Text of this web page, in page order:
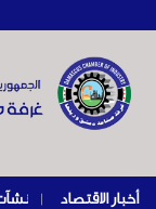
أخبار الاقتصاد |